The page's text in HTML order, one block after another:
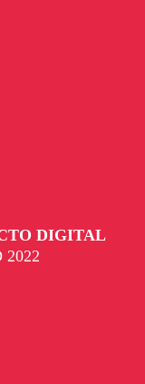
DIGITAL
2022